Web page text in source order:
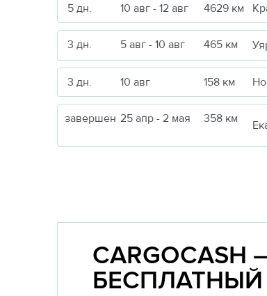
5 дн. 10 авг - 12 авг 4629 км
3 дн. 5 авг - 10 авг 465 км
3 дн. 10 авг 158 км
завершен 25 апр - 2 мая 358 км
CARGOCASH